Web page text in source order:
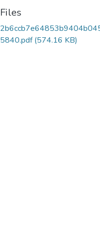
Files
5840.pdf(574.16 KB)